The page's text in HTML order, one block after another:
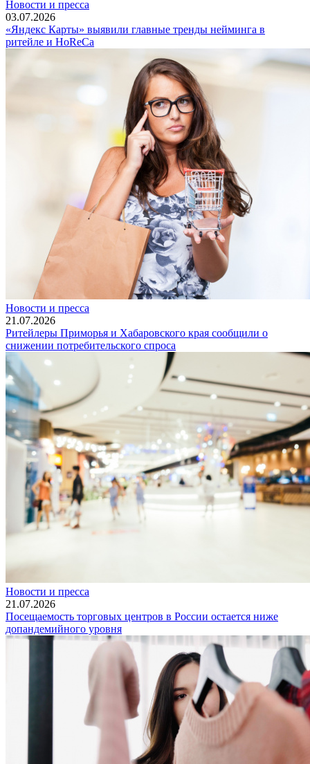
Новости и пресса
03.07.2026
«Яндекс Карты» выявили главные тренды нейминга в
ритейле и HoReCa
Новости и пресса
21.07.2026
Ритейлеры Приморья и Хабаровского края сообщили о
снижении потребительского спроса
Новости и пресса
21.07.2026
Посещаемость торговых центров в России остается ниже
допандемийного уровня